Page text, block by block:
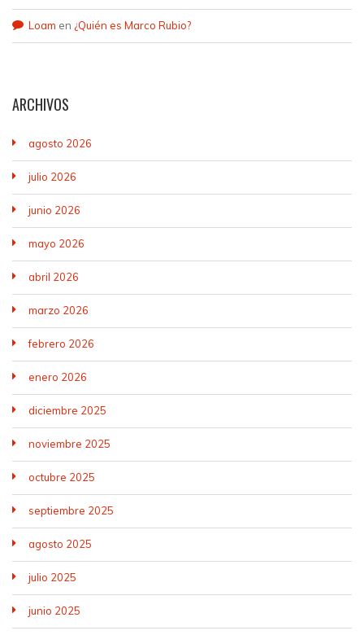
Loam en ¿Quién es Marco Rubio?
ARCHIVOS
agosto 2026
julio 2026
junio 2026
mayo 2026
abril 2026
marzo 2026
febrero 2026
enero 2026
diciembre 2025
noviembre 2025
octubre 2025
septiembre 2025
agosto 2025
julio 2025
junio 2025